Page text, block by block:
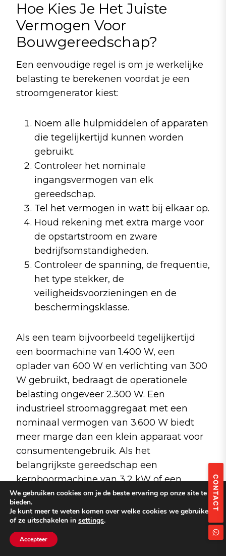
Hoe Kies Je Het Juiste
Vermogen Voor
Bouwgereedschap?
Een eenvoudige regel is om je werkelijke
belasting te berekenen voordat je een
stroomgenerator kiest:
Noem alle hulpmiddelen of apparaten
die tegelijkertijd kunnen worden
gebruikt.
Controleer het nominale
ingangsvermogen van elk
gereedschap.
Tel het vermogen in watt bij elkaar op.
Houd rekening met extra marge voor
de opstartstroom en zware
bedrijfsomstandigheden.
Controleer de spanning, de frequentie,
het type stekker, de
veiligheidsvoorzieningen en de
beschermingsklasse.
Als een team bijvoorbeeld tegelijkertijd
een boormachine van 1.400 W, een
oplader van 600 W en verlichting van 300
W gebruikt, bedraagt de operationele
belasting ongeveer 2.300 W. Een
industrieel stroomaggregaat met een
nominaal vermogen van 3.600 W biedt
meer marge dan een klein apparaat voor
consumentengebruik. Als het
belangrijkste gereedschap een
kernboormachine van 3,2 kW of een
zaagmachine van 2,7 kW is, worden
piekvermogen en
overbelastingscapaciteit nog belangrijker.
CONTACT
We gebruiken cookies om je de beste ervaring op onze site te
bieden.
Je kunt meer te weten komen over welke cookies we gebruiken
of ze uitschakelen in settings.
Accepteer